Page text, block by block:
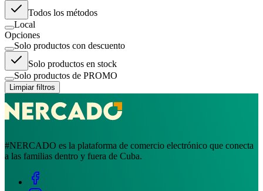
Todos los métodos
Local
Opciones
Solo productos con descuento
Solo productos en stock
Solo productos de PROMO
Limpiar filtros
#NERCADO es la plataforma de comercio electrónico que conecta
a las familias dentro y fuera de Cuba.